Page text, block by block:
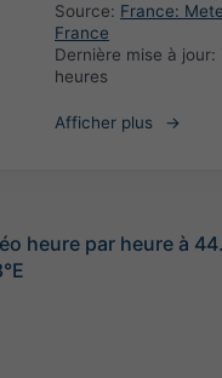
Source: France:
France
Dernière mise à jour:
heures
Afficher plus
heure par heure à